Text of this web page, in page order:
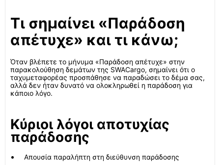
Τι σημαίνει «Παράδοση
απέτυχε» και τι κάνω;
Όταν βλέπετε το μήνυμα «Παράδοση απέτυχε» στην
παρακολούθηση δεμάτων της SWACargo, σημαίνει ότι ο
ταχυμεταφορέας προσπάθησε να παραδώσει το δέμα σας,
αλλά δεν ήταν δυνατό να ολοκληρωθεί η παράδοση για
κάποιο λόγο.
Κύριοι λόγοι αποτυχίας
παράδοσης
Απουσία παραλήπτη στη διεύθυνση παράδοσης